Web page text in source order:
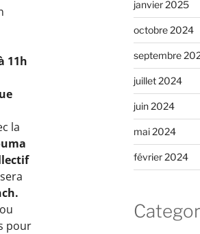
11h
la
sera
pour
janvier 2025
octobre 2024
septembre
juillet 2024
juin 2024
mai 2024
février 2024